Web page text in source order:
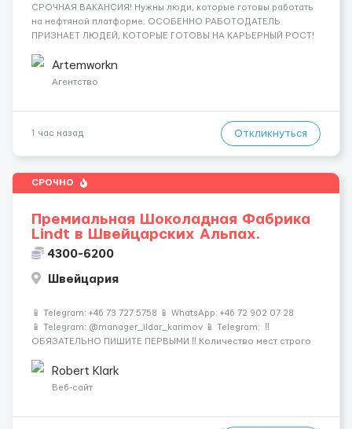
СРОЧНАЯ ВАКАНСИЯ! Нужны люди, которые готовы работать
на нефтяной платформе. ОСОБЕННО РАБОТОДАТЕЛЬ
ПРИЗНАЕТ ЛЮДЕЙ, КОТОРЫЕ ГОТОВЫ НА КАРЬЕРНЫЙ РОСТ!
сварщика, Помощник механика ( стыковка метала, зачистка
метала, подготовка рабочего места и т....
Artemworkn
Агентство
1 час назад Откликнуться
СРОЧНО
Премиальная Шоколадная Фабрика
Lindt в Швейцарских Альпах.
4300-6200
Швейцария
📱 Telegram: +46 73 727 5758 📱 WhatsApp: +46 72 902 07 28
📱 Telegram: @manager_ildar_karimov 📱 Telegram: ‼️
ОБЯЗАТЕЛЬНО ПИШИТЕ ПЕРВЫМИ ‼️ Количество мест строго
зарплаты 🏔 Швейцария &mdash...
Robert Klark
Веб-сайт